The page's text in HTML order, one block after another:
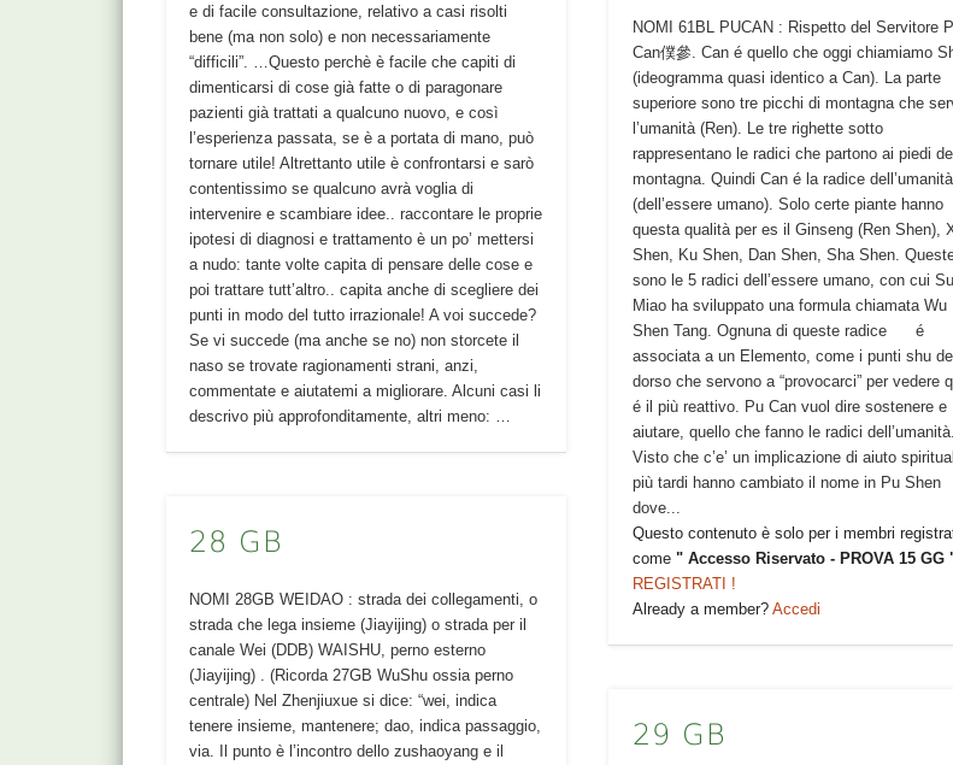
e di facile consultazione, relativo a casi risolti
bene (ma non solo) e non necessariamente
“difficili”. …Questo perchè è facile che capiti di
dimenticarsi di cose già fatte o di paragonare
pazienti già trattati a qualcuno nuovo, e così
l’esperienza passata, se è a portata di mano, può
tornare utile! Altrettanto utile è confrontarsi e sarò
contentissimo se qualcuno avrà voglia di
intervenire e scambiare idee.. raccontare le proprie
ipotesi di diagnosi e trattamento è un po’ mettersi
a nudo: tante volte capita di pensare delle cose e
poi trattare tutt’altro.. capita anche di scegliere dei
punti in modo del tutto irrazionale! A voi succede?
Se vi succede (ma anche se no) non storcete il
naso se trovate ragionamenti strani, anzi,
commentate e aiutatemi a migliorare. Alcuni casi li
descrivo più approfonditamente, altri meno: …
NOMI 61BL PUCAN : Rispetto del Servitore
Can僕參. Can é quello che oggi chiamiamo
(ideogramma quasi identico a Can). La parte
superiore sono tre picchi di montagna che
l’umanità (Ren). Le tre righette sotto
rappresentano le radici che partono ai piedi
montagna. Quindi Can é la radice dell’umanità
(dell’essere umano). Solo certe piante hanno
questa qualità per es il Ginseng (Ren Shen),
Shen, Ku Shen, Dan Shen, Sha Shen.
sono le 5 radici dell’essere umano, con cui
Miao ha sviluppato una formula chiamata Wu
Shen Tang. Ognuna di queste radice é
associata a un Elemento, come i punti shu
dorso che servono a “provocarci” per vedere
é il più reattivo. Pu Can vuol dire sostenere e
aiutare, quello che fanno le radici dell’umanità.
Visto che c’e’ un implicazione di aiuto
più tardi hanno cambiato il nome in Pu Shen
dove...
Questo contenuto è solo per i membri
come " Accesso Riservato - PROVA 15 GG
REGISTRATI !
Already a member? Accedi
28 GB
NOMI 28GB WEIDAO : strada dei collegamenti, o
strada che lega insieme (Jiayijing) o strada per il
canale Wei (DDB) WAISHU, perno esterno
(Jiayijing) . (Ricorda 27GB WuShu ossia perno
centrale) Nel Zhenjiuxue si dice: “wei, indica
tenere insieme, mantenere; dao, indica passaggio,
via. Il punto è l’incontro dello zushaoyang e il
29 GB